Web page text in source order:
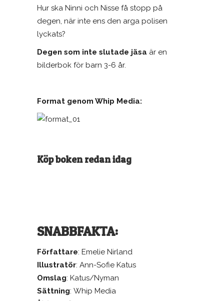
Hur ska Ninni och Nisse få stopp på
degen, när inte ens den arga polisen
lyckats?
Degen som inte slutade jäsa är en
bilderbok för barn 3-6 år.
Format genom Whip Media:
Köp boken redan idag
SNABBFAKTA:
Författare: Emelie Nirland
Illustratör: Ann-Sofie Katus
Omslag: Katus/Nyman
Sättning: Whip Media